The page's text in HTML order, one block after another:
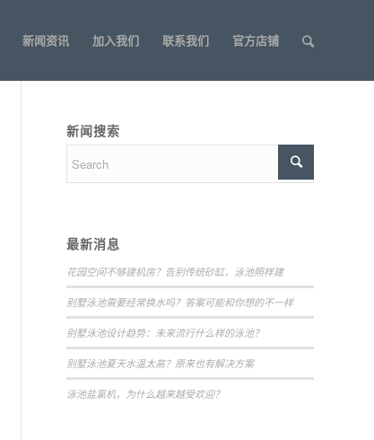
新闻资讯 加入我们 联系我们 官方店铺
新闻搜索
最新消息
花园空间不够建机房？告别传统砂缸，泳池照样建
别墅泳池需要经常换水吗？答案可能和你想的不一样
别墅泳池设计趋势：未来流行什么样的泳池？
别墅泳池夏天水温太高？原来也有解决方案
泳池盐氯机，为什么越来越受欢迎？